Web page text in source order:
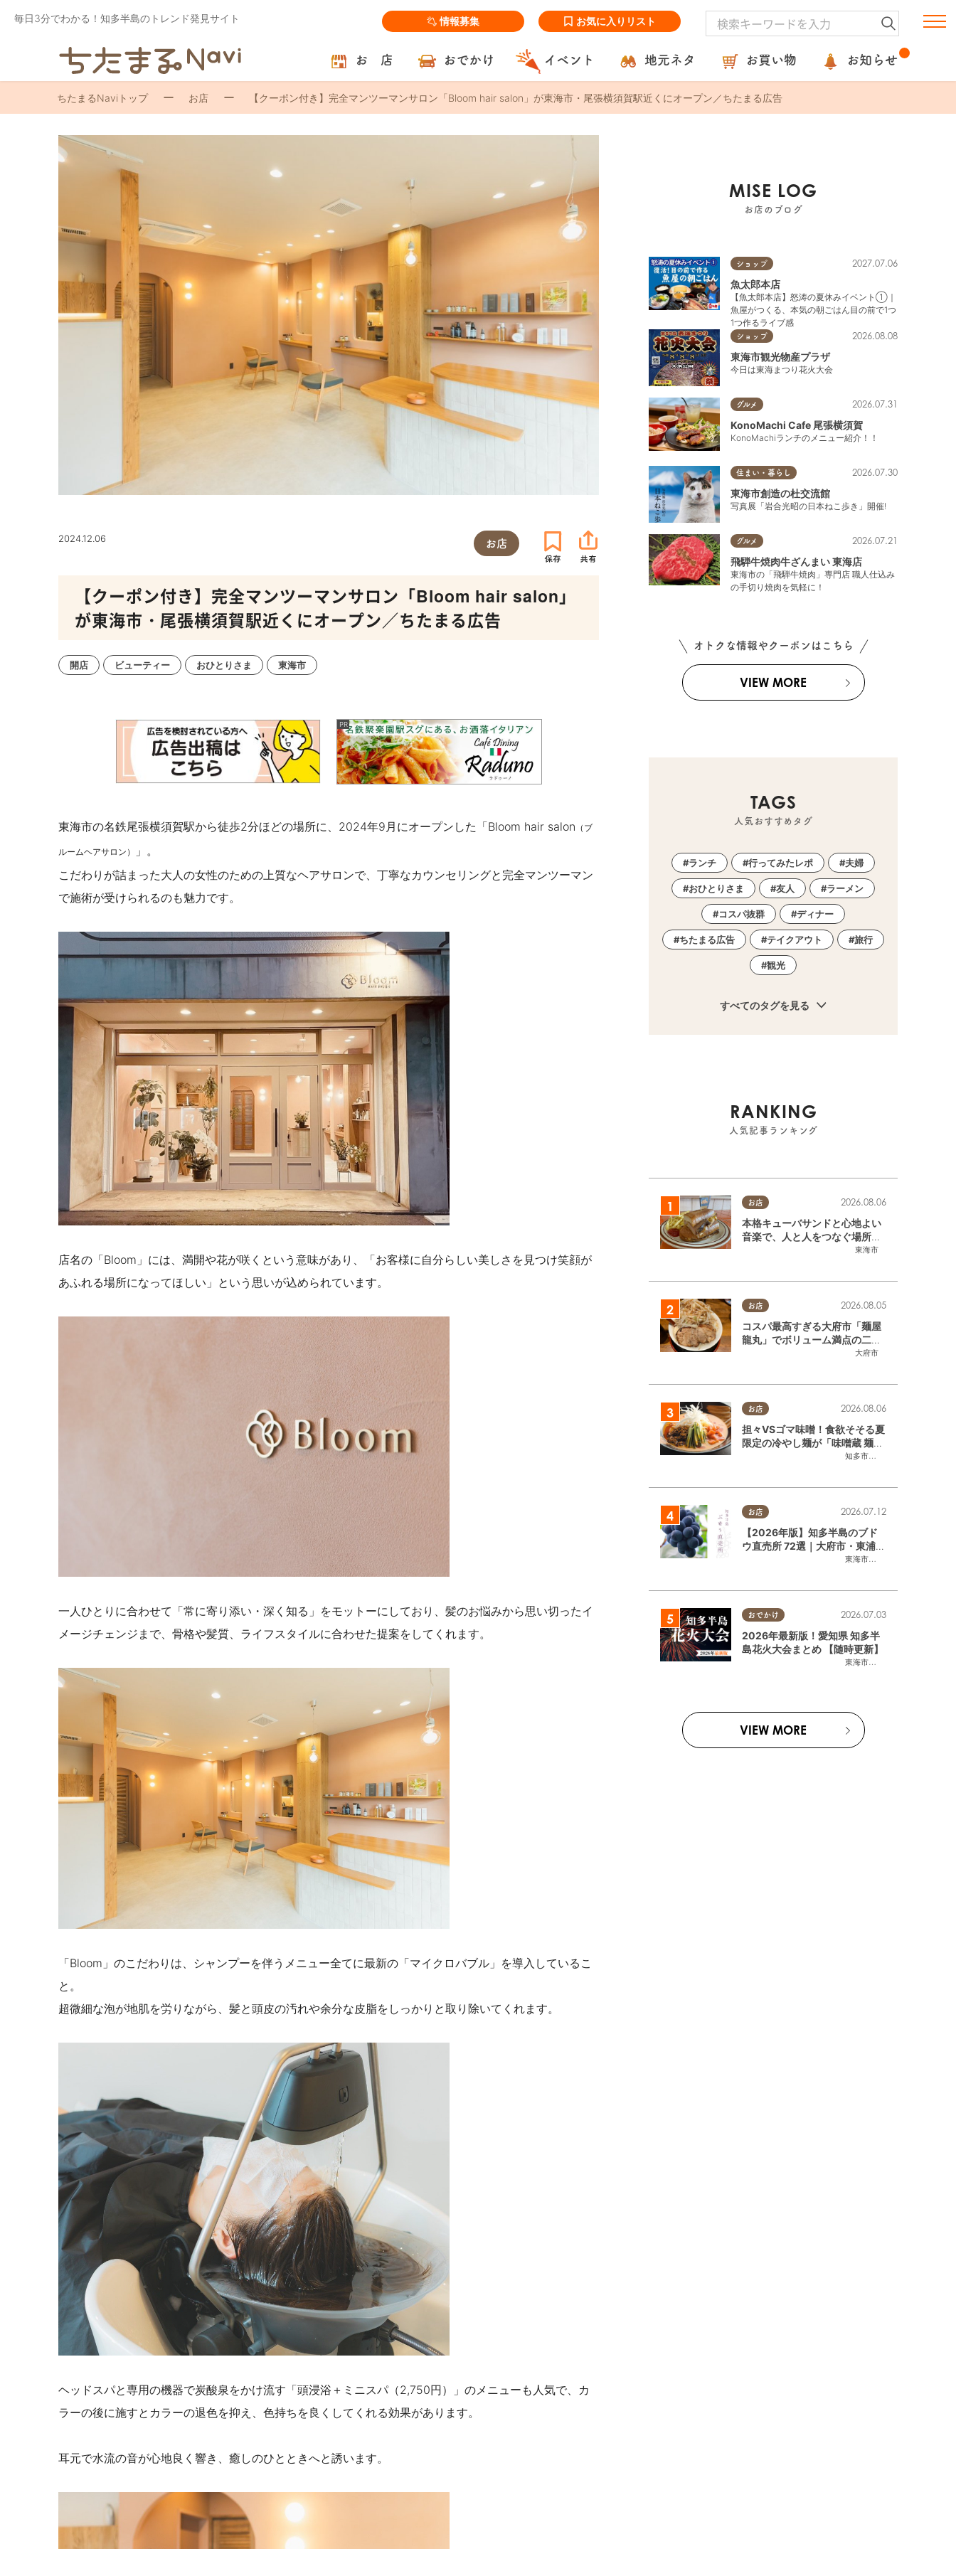
毎日3分でわかる！知多半島のトレンド発見サイト 情報募集 お気に入りリスト
お 店 おでかけ イベント 地元ネタ お買い物 お知らせ
ちたまるNaviトップ お店 【クーポン付き】完全マンツーマンサロン「Bloom hair salon」が東海市・尾張横須賀駅近くにオープン／ちたまる広告
2024.12.06 お店
【クーポン付き】完全マンツーマンサロン「Bloom hair salon」
が東海市・尾張横須賀駅近くにオープン／ちたまる広告
開店 ビューティー おひとりさま 東海市
東海市の名鉄尾張横須賀駅から徒歩2分ほどの場所に、2024年9月にオープンした「Bloom hair salon （ブ
ルームヘアサロン）
」。
こだわりが詰まった大人の女性のための上質なヘアサロンで、丁寧なカウンセリングと完全マンツーマン
で施術が受けられるのも魅力です。
店名の「Bloom」には、満開や花が咲くという意味があり、「お客様に自分らしい美しさを見つけ笑顔が
あふれる場所になってほしい」という思いが込められています。
一人ひとりに合わせて「常に寄り添い・深く知る」をモットーにしており、髪のお悩みから思い切ったイ
メージチェンジまで、骨格や髪質、ライフスタイルに合わせた提案をしてくれます。
「Bloom」のこだわりは、シャンプーを伴うメニュー全てに最新の「マイクロバブル」を導入しているこ
と。
超微細な泡が地肌を労りながら、髪と頭皮の汚れや余分な皮脂をしっかりと取り除いてくれます。
ヘッドスパと専用の機器で炭酸泉をかけ流す「頭浸浴＋ミニスパ（2,750円）」のメニューも人気で、カ
ラーの後に施すとカラーの退色を抑え、色持ちを良くしてくれる効果があります。
耳元で水流の音が心地良く響き、癒しのひとときへと誘います。
MISE LOG
お店のブログ
ショップ 2027.07.06
魚太郎本店
【魚太郎本店】怒涛の夏休みイベント①｜
魚屋がつくる、本気の朝ごはん目の前で1つ
1つ作るライブ感
ショップ 2026.08.08
東海市観光物産プラザ
今日は東海まつり花火大会
グルメ 2026.07.31
KonoMachi Cafe 尾張横須賀
KonoMachiランチのメニュー紹介！！
住まい・暮らし 2026.07.30
東海市創造の杜交流館
写真展「岩合光昭の日本ねこ歩き」開催!
グルメ 2026.07.21
飛騨牛焼肉牛ざんまい 東海店
東海市の「飛騨牛焼肉」専門店 職人仕込み
の手切り焼肉を気軽に！
オトクな情報やクーポンはこちら
VIEW MORE
TAGS
人気おすすめタグ
ランチ 行ってみたレポ 夫婦
おひとりさま 友人 ラーメン
コスパ抜群 ディナー
ちたまる広告 テイクアウト 旅行
観光
すべてのタグを見る
RANKING
人気記事ランキング
お店
東海市
2026.08.06
本格キューバサンドと心地よい
音楽で、人と人をつなぐ場所。
東海市「JAMMIN'STANDHOU
お店
大府市
2026.08.05
コスパ最高すぎる大府市「麺屋
龍丸」でボリューム満点の二郎
系ラーメンを堪能してきた
お店
知多市
,半田市
2026.08.06
担々VSゴマ味噌！食欲そそる夏
限定の冷やし麺が「味噌蔵 麺四
朗 半田店・知多店」で登場／ち
お店
東海市
,大府市
2026.07.12
【2026年版】知多半島のブド
ウ直売所 72選｜大府市・東浦町
ほかエリア別に一挙紹介
おでかけ
東海市
,大府市
2026.07.03
2026年最新版！愛知県 知多半
島花火大会まとめ 【随時更新】
VIEW MORE